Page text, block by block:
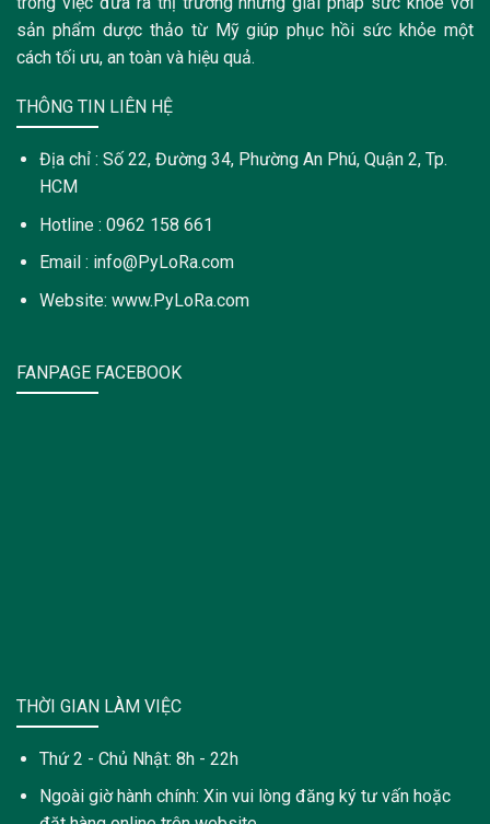
sản phẩm dược thảo từ Mỹ giúp phục hồi sức khỏe một
cách tối ưu, an toàn và hiệu quả.
THÔNG TIN LIÊN HỆ
Địa chỉ : Số 22, Đường 34, Phường An Phú, Quận 2, Tp.
HCM
Hotline : 0962 158 661
Email : info@PyLoRa.com
Website: www.PyLoRa.com
FANPAGE FACEBOOK
THỜI GIAN LÀM VIỆC
Thứ 2 - Chủ Nhật: 8h - 22h
Ngoài giờ hành chính: Xin vui lòng đăng ký tư vấn hoặc